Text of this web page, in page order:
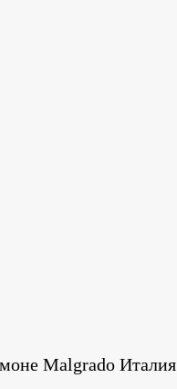
Malgrado Италия